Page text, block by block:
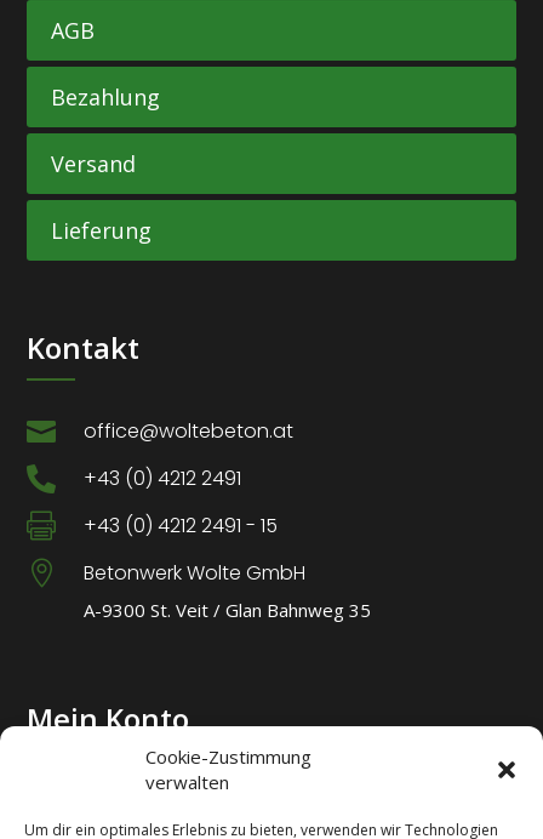
Cookie-Zustimmung
verwalten
Um dir ein optimales Erlebnis zu bieten, verwenden wir Technologien
AGB
Bezahlung
Versand
Lieferung
Kontakt
 office@woltebeton.at
 +43 (0) 4212 2491
 +43 (0) 4212 2491 - 15
 Betonwerk Wolte GmbH
A-9300 St. Veit / Glan Bahnweg 35
Mein Konto
Login